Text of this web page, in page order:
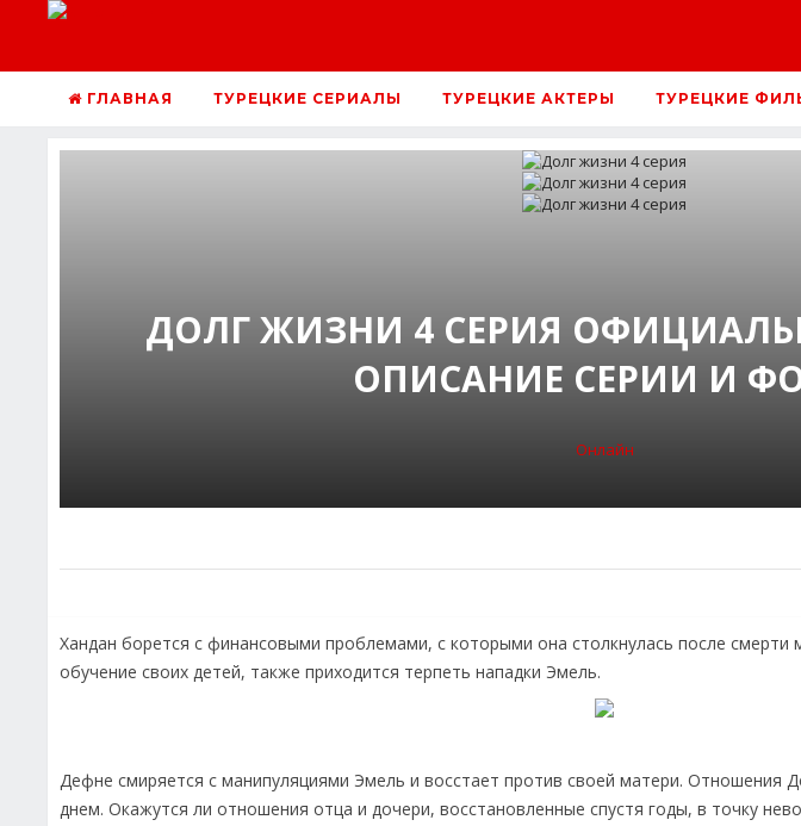
ГЛАВНАЯ ТУРЕЦКИЕ СЕРИАЛЫ ТУРЕЦКИЕ АКТЕРЫ ТУРЕЦКИЕ
ДОЛГ ЖИЗНИ 4 СЕРИЯ
ОПИСАНИЕ СЕРИИ И
Онлайн
Хандан борется с финансовыми проблемами, с которыми она столкнулась после смерти
обучение своих детей, также приходится терпеть нападки Эмель.
Дефне смиряется с манипуляциями Эмель и восстает против своей матери. Отношения
днем. Окажутся ли отношения отца и дочери, восстановленные спустя годы, в точку